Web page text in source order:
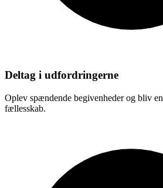
Deltag i udfordringerne
Oplev spændende begivenheder og bliv
fællesskab.